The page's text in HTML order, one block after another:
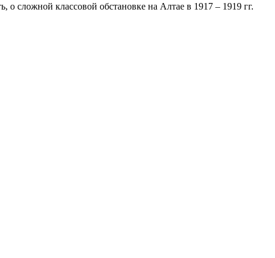
сложной классовой обстановке на Алтае в 1917 – 1919 гг.